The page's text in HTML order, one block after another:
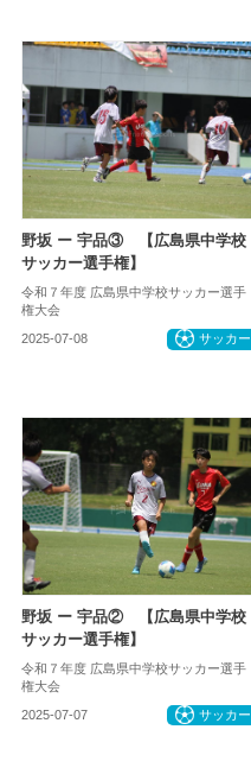
野坂 ー 宇品③ 【広島県中学校
サッカー選手権】
令和７年度 広島県中学校サッカー選手
権大会
2025-07-08 サッカー
野坂 ー 宇品② 【広島県中学校
サッカー選手権】
令和７年度 広島県中学校サッカー選手
権大会
2025-07-07 サッカー